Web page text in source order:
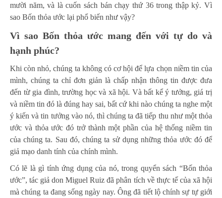
mười năm, và là cuốn sách bán chạy thứ 36 trong thập kỷ. Vì
sao Bốn thỏa ước lại phổ biến như vậy?
Vì sao Bốn thỏa ước mang đến với tự do và
hạnh phúc?
Khi còn nhỏ, chúng ta không có cơ hội để lựa chọn niềm tin của
mình, chúng ta chỉ đơn giản là chấp nhận thông tin được đưa
đến từ gia đình, trường học và xã hội. Và bất kể ý tưởng, giá trị
và niềm tin đó là đúng hay sai, bất cứ khi nào chúng ta nghe một
ý kiến ​​và tin tưởng vào nó, thì chúng ta đã tiếp thu như một thỏa
ước và thỏa ước đó trở thành một phần của hệ thống niềm tin
của chúng ta. Sau đó, chúng ta sử dụng những thỏa ước đó để
giả mạo danh tính của chính mình.
Có lẽ là gì tính ứng dụng của nó, trong quyển sách “Bốn thỏa
ước”, tác giả don Miguel Ruiz đã phân tích về thực tế của xã hội
mà chúng ta đang sống ngày nay. Ông đã tiết lộ chính sự tự giới